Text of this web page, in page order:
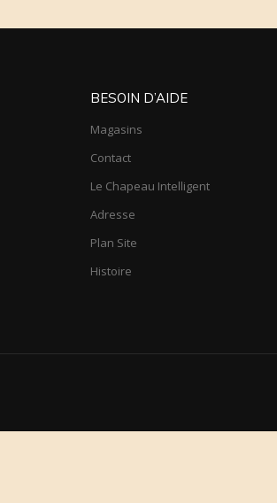
BESOIN D’AIDE
Magasins
Contact
Le Chapeau Intelligent
Adresse
Plan Site
Histoire